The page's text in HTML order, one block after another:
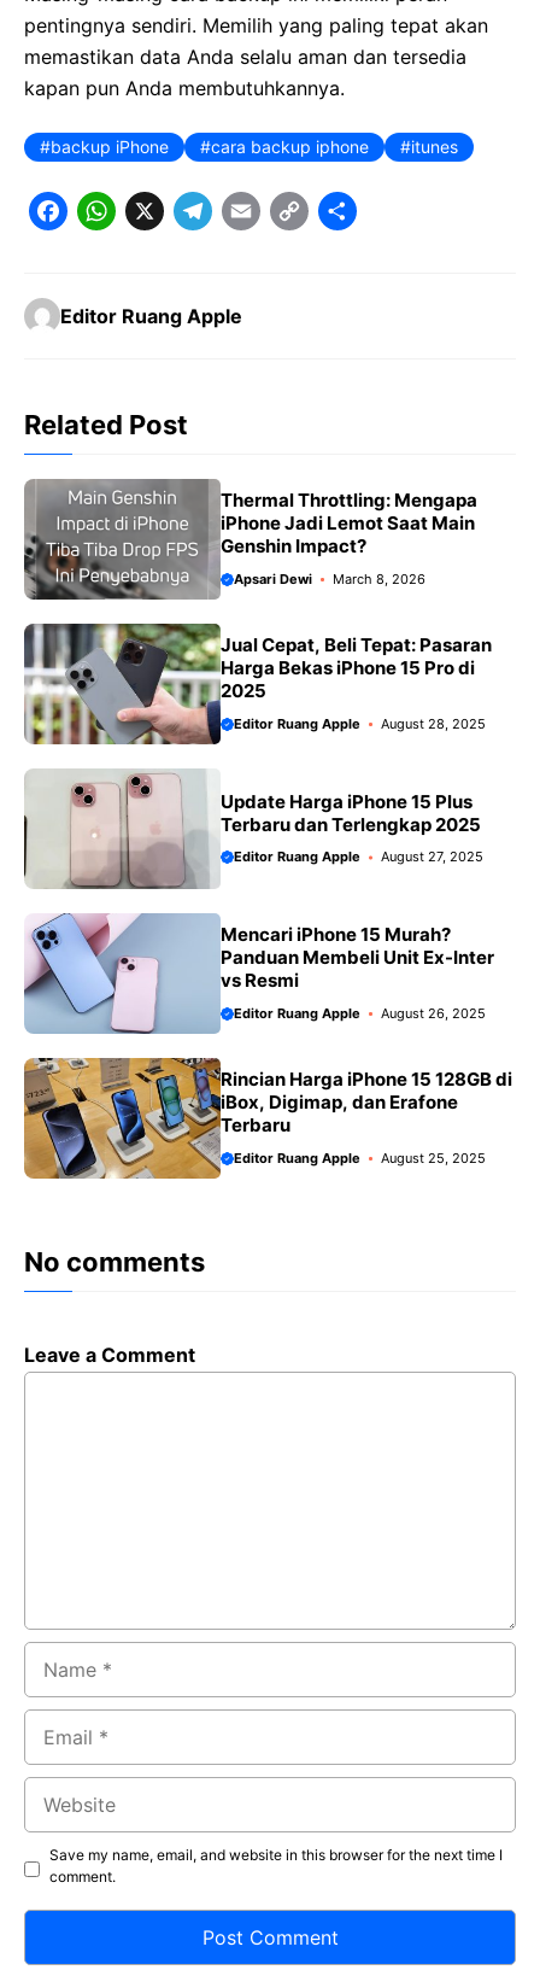
pentingnya sendiri. Memilih yang paling tepat akan
memastikan data Anda selalu aman dan tersedia
kapan pun Anda membutuhkannya.
backup iPhone cara backup iphone itunes
F
c
e
o
o
k
W
t
A
p
p
X T
e
r
a
m
E
il
C
k
S
Editor Ruang Apple
Related Post
Thermal Throttling: Mengapa
iPhone Jadi Lemot Saat Main
Genshin Impact?
Apsari Dewi March 8, 2026
Jual Cepat, Beli Tepat: Pasaran
Harga Bekas iPhone 15 Pro di
2025
Editor Ruang Apple August 28, 2025
Update Harga iPhone 15 Plus
Terbaru dan Terlengkap 2025
Editor Ruang Apple August 27, 2025
Mencari iPhone 15 Murah?
Panduan Membeli Unit Ex-Inter
vs Resmi
Editor Ruang Apple August 26, 2025
Rincian Harga iPhone 15 128GB di
iBox, Digimap, dan Erafone
Terbaru
Editor Ruang Apple August 25, 2025
No comments
Leave a Comment
Comment
Name
Email
Website
Save my name, email, and website in this browser for the next time I
comment.